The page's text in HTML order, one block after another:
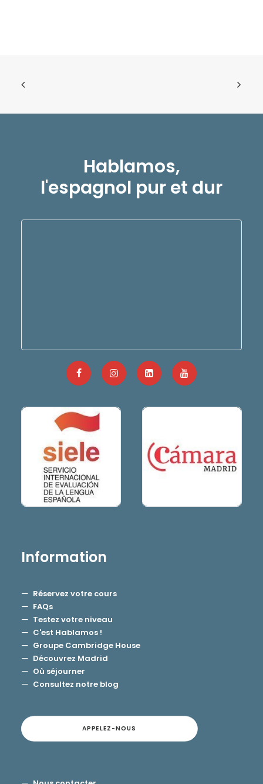
Hablamos,
l'espagnol pur et dur
Information
Réservez votre cours
FAQs
Testez votre niveau
C'est Hablamos !
Groupe Cambridge House
Découvrez Madrid
Où séjourner
Consultez notre blog
APPELEZ-NOUS